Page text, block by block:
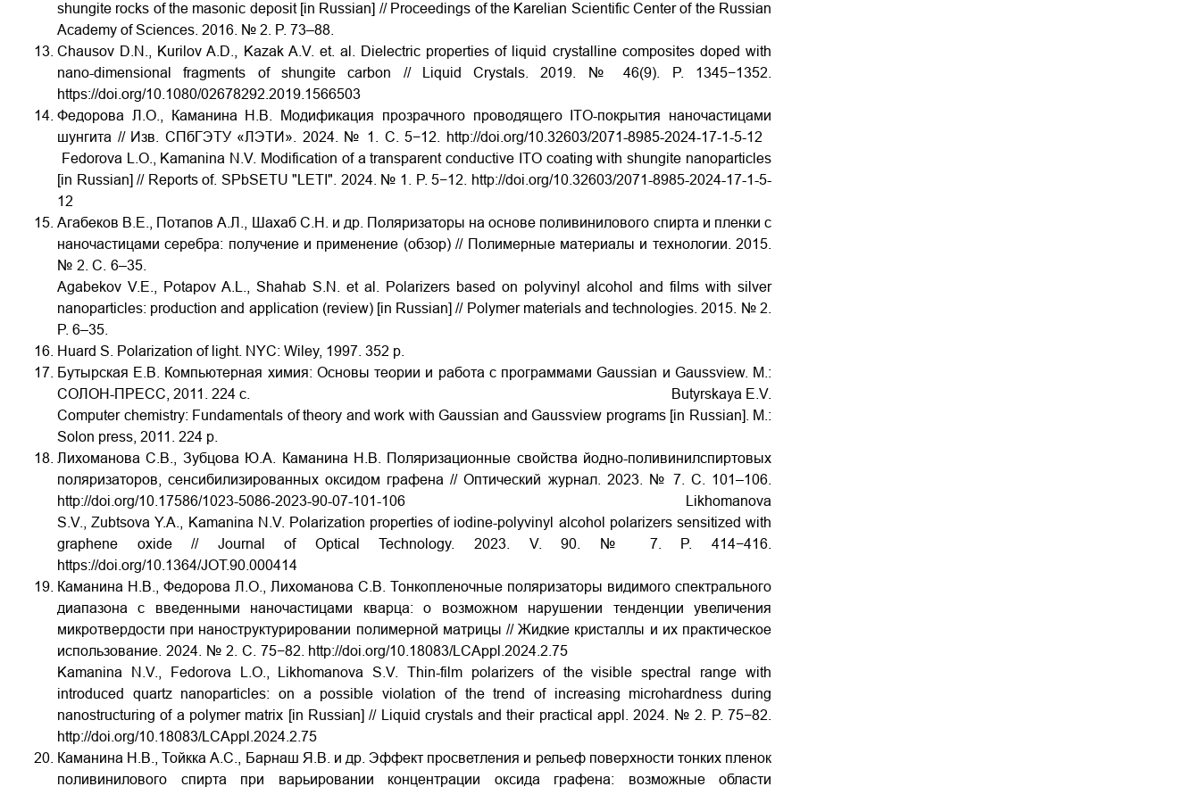
shungite rocks of the masonic deposit [in Russian] // Proceedings of the Karelian Scientific Center of the Russian
Academy of Sciences. 2016. № 2. P. 73–88.
Chausov D.N., Kurilov A.D., Kazak A.V. et. al. Dielectric properties of liquid crystalline composites doped with
nano-dimensional fragments of shungite carbon // Liquid Crystals. 2019.
№ 46(9). P. 1345−1352.
https://doi.org/10.1080/02678292.2019.1566503
Федорова Л.О., Каманина Н.В. Модификация прозрачного проводящего ITO-покрытия наночастицами
шунгита // Изв. СПбГЭТУ«ЛЭТИ ». 2024. № 1. С . 5−12.
http://doi.org/10.32603/2071-8985-2024-17-1-5-12
Fedorova L.O., Kamanina N.V. Modification of a transparent conductive ITO coating with shungite nanoparticles
[in Russian] // Reports of. SPbSETU "LETI". 2024. № 1. P. 5−12.
http://doi.org/10.32603/2071-8985-2024-17-1-5-
12
Агабеков В.Е., Потапов А.Л., Шахаб С.Н. и др. Поляризаторы на основе поливинилового спирта и пленки с
наночастицами серебра: получение и применение (обзор) // Полимерные материалы и технологии. 2015.
№ 2. С. 6–35.
Agabekov V.E., Potapov A.L., Shahab S.N. et al. Polarizers based on polyvinyl alcohol and films with silver
nanoparticles: production and application (review) [in Russian] // Polymer materials and technologies. 2015. № 2.
P. 6–35.
Huard S. Polarization of light. NYC: Wiley, 1997. 352 p.
Бутырская Е.В. Компьютерная химия: Основы теории и работа с программами Gaussian и Gaussview. М .:
СОЛОН-ПРЕСС , 2011. 224 c.
Butyrskaya E.V.
Computer chemistry: Fundamentals of theory and work with Gaussian and Gaussview programs [in Russian]. M.:
Solon press, 2011. 224 p.
Лихоманова С.В., Зубцова Ю.А. Каманина Н.В. Поляризационные свойства йодно-поливинилспиртовых
поляризаторов, сенсибилизированных оксидом графена // Оптический журнал. 2023. № 7. С. 101–106.
http://doi.org/10.17586/1023-5086-2023-90-07-101-106
Likhomanova
S.V., Zubtsova Y.A., Kamanina N.V. Polarization properties of iodine-polyvinyl alcohol polarizers sensitized with
graphene oxide // Journal of Optical Technology. 2023. V. 90. № 7. P. 414−416.
https://doi.org/10.1364/JOT.90.000414
Каманина Н.В., Федорова Л.О., Лихоманова С.В. Тонкопленочные поляризаторы видимого спектрального
диапазона с введенными наночастицами кварца: о возможном нарушении тенденции увеличения
микротвердости при наноструктурировании полимерной матрицы // Жидкие кристаллы и их практическое
использование. 2024. № 2. С. 75−82. http://doi.org/10.18083/LCAppl.2024.2.75
Kamanina N.V., Fedorova L.O., Likhomanova S.V. Thin-film polarizers of the visible spectral range with
introduced quartz nanoparticles: on a possible violation of the trend of increasing microhardness during
nanostructuring of a polymer matrix [in Russian] // Liquid crystals and their practical appl. 2024. № 2. P. 75−82.
http://doi.org/10.18083/LCAppl.2024.2.75
Каманина Н.В., Тойкка А.С., Барнаш Я.В. и др. Эффект просветления и рельеф поверхности тонких пленок
поливинилового спирта при варьировании концентрации оксида графена: возможные области